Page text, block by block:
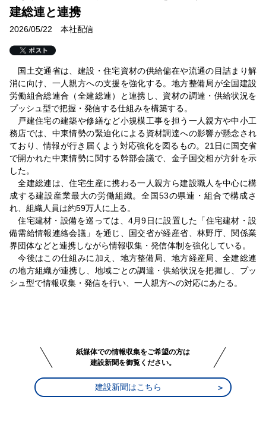
建総連と連携
2026/05/22 本社配信
国土交通省は、建設・住宅資材の供給偏在や流通の目詰まり解
消に向け、一人親方への支援を強化する。地方整備局が全国建設
労働組合総連合（全建総連）と連携し、資材の調達・供給状況を
プッシュ型で把握・発信する仕組みを構築する。
戸建住宅の建築や修繕など小規模工事を担う一人親方や中小工
務店では、中東情勢の緊迫化による資材調達への影響が懸念され
ており、情報が行き届くよう対応強化を図るもの。21日に国交省
で開かれた中東情勢に関する幹部会議で、金子国交相が方針を示
した。
全建総連は、住宅生産に携わる一人親方ら建設職人を中心に構
成する建設産業最大の労働組織。全国53の県連・組合で構成さ
れ、組織人員は約59万人に上る。
住宅建材・設備を巡っては、4月9日に設置した「住宅建材・設
備需給情報連絡会議」を通じ、国交省が経産省、林野庁、関係業
界団体などと連携しながら情報収集・発信体制を強化している。
今後はこの仕組みに加え、地方整備局、地方経産局、全建総連
の地方組織が連携し、地域ごとの調達・供給状況を把握し、プッ
シュ型で情報収集・発信を行い、一人親方への対応にあたる。
紙媒体での情報収集をご希望の方は
建設新聞を御覧ください。
建設新聞はこちら